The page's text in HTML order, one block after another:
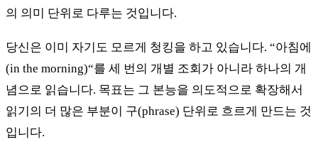
의 의미 단위로 다루는 것입니다.
당신은 이미 자기도 모르게 청킹을 하고 있습니다. “아침에
(in the morning)“를 세 번의 개별 조회가 아니라 하나의 개
념으로 읽습니다. 목표는 그 본능을 의도적으로 확장해서
읽기의 더 많은 부분이 구(phrase) 단위로 흐르게 만드는 것
입니다.